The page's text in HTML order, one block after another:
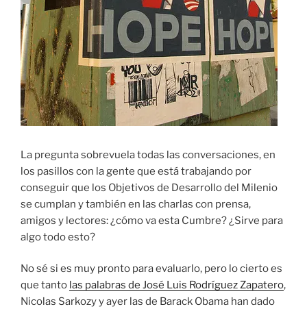
La pregunta sobrevuela todas las conversaciones, en
los pasillos con la gente que está trabajando por
conseguir que los Objetivos de Desarrollo del Milenio
se cumplan y también en las charlas con prensa,
amigos y lectores: ¿cómo va esta Cumbre? ¿Sirve para
algo todo esto?
No sé si es muy pronto para evaluarlo, pero lo cierto es
que tanto las palabras de José Luis Rodríguez Zapatero,
Nicolas Sarkozy y ayer las de Barack Obama han dado